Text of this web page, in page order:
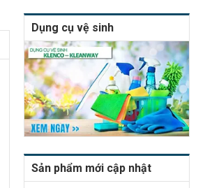
Dụng cụ vệ sinh
Sản phẩm mới cập nhật